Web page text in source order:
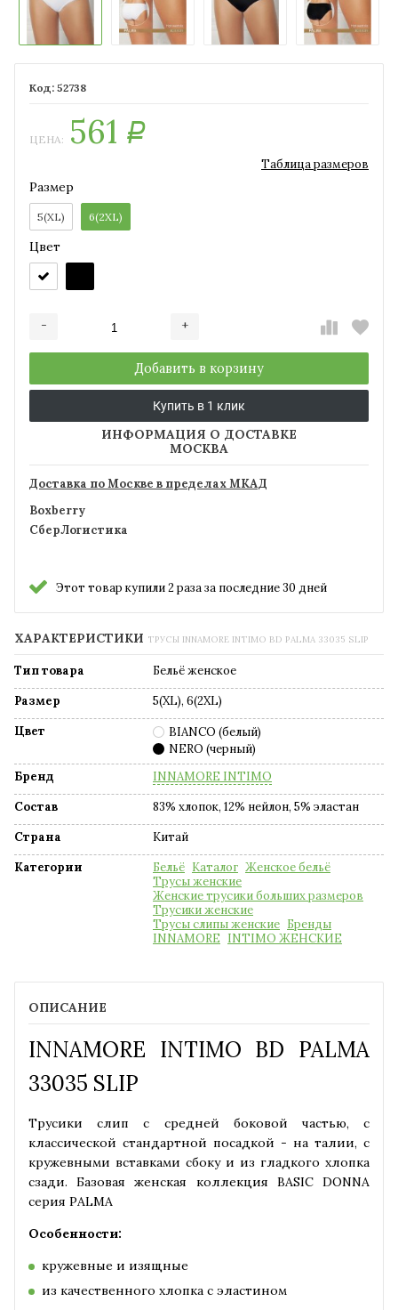
52738
ЦЕНА: 561 Р
Таблица размеров
Размер
5(XL) 6(2XL)
Цвет
- +
Добавить в корзину
Купить в 1 клик
ИНФОРМАЦИЯ О ДОСТАВКЕ
МОСКВА
Доставка по Москве в пределах МКАД
Boxberry
СберЛогистика
Этот товар купили 2 раза за последние 30 дней
ХАРАКТЕРИСТИКИ ТРУСЫ INNAMORE INTIMO BD PALMA 33035 SLIP
Тип товара
Бельё женское
Размер
5(XL), 6(2XL)
Цвет
BIANCO (белый)
NERO (черный)
Бренд
INNAMORE INTIMO
Состав
83% хлопок, 12% нейлон, 5% эластан
Страна
Китай
Категории
Бельё Каталог Женское бельё
Трусы женские
Женские трусики больших размеров
Трусики женские
Трусы слипы женские Бренды
INNAMORE INTIMO ЖЕНСКИЕ
ОПИСАНИЕ
INNAMORE INTIMO BD PALMA
33035 SLIP
Трусики слип с средней боковой частью, с
классической стандартной посадкой - на талии, с
кружевными вставками сбоку и из гладкого хлопка
сзади. Базовая женская коллекция BASIC DONNA
серия PALMA
Особенности:
кружевные и изящные
из качественного хлопка с эластином